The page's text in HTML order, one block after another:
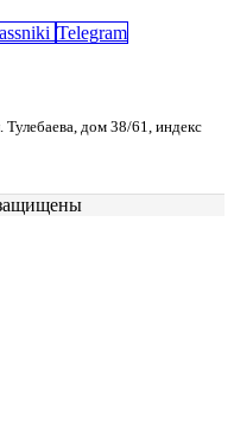
Telegram
дом 38/61, индекс